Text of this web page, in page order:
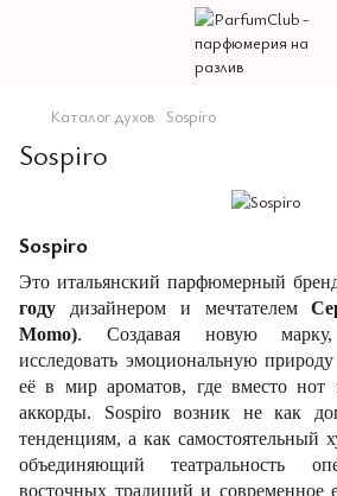
Каталог духов Sospiro
Sospiro
Sospiro
Это итальянский парфюмерный
году дизайнером и мечтателем
Momo). Создавая новую
исследовать эмоциональную
её в мир ароматов, где вместо нот
аккорды. Sospiro возник не как
тенденциям, а как самостоятельный
объединяющий театральность
восточных традиций и современное